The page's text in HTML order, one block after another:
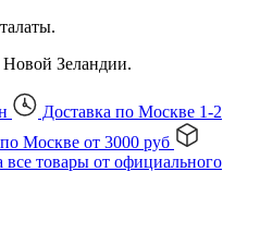
Новой Зеландии.
Доставка по Москве 1-2
Москве от 3000 руб
все товары от официального